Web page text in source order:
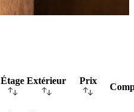
Étage Extérieur Prix